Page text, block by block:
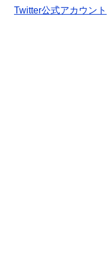
Twitter公式アカウント